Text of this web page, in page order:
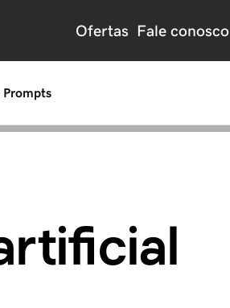
Ofertas Fale conosco
Prompts